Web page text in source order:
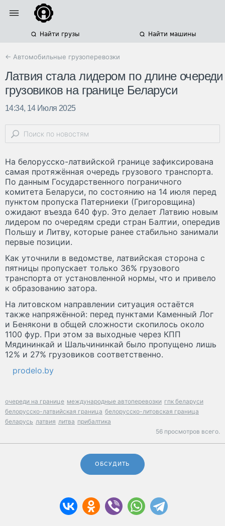
Найти грузы Найти машины
← Автомобильные грузоперевозки
Латвия стала лидером по длине очереди
грузовиков на границе Беларуси
14:34, 14 Июля 2025
На белорусско-латвийской границе зафиксирована
самая протяжённая очередь грузового транспорта.
По данным Государственного пограничного
комитета Беларуси, по состоянию на 14 июля перед
пунктом пропуска Патерниеки (Григоровщина)
ожидают въезда 640 фур. Это делает Латвию новым
лидером по очередям среди стран Балтии, опередив
Польшу и Литву, которые ранее стабильно занимали
первые позиции.
Как уточнили в ведомстве, латвийская сторона с
пятницы пропускает только 36% грузового
транспорта от установленной нормы, что и привело
к образованию затора.
На литовском направлении ситуация остаётся
также напряжённой: перед пунктами Каменный Лог
и Бенякони в общей сложности скопилось около
1100 фур. При этом за выходные через КПП
Мядининкай и Шальчининкай было пропущено лишь
12% и 27% грузовиков соответственно.
prodelo.by
очереди на границе международные автоперевозки гпк беларуси
белорусско-латвийская граница белорусско-литовская граница
беларусь латвия литва прибалтика
56 просмотров всего.
ОБСУДИТЬ